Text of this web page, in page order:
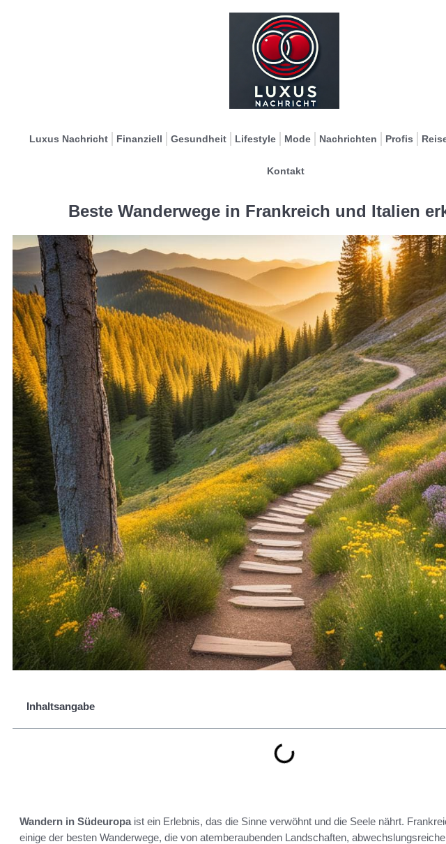
Luxus Nachricht Finanziell Gesundheit Lifestyle Mode Nachrichten Profis
Kontakt
Beste Wanderwege in Frankreich und Italien
Inhaltsangabe
Wandern in Südeuropaist ein Erlebnis, das die Sinne verwöhnt und die Seele nährt.
einige der besten Wanderwege, die von atemberaubenden Landschaften,